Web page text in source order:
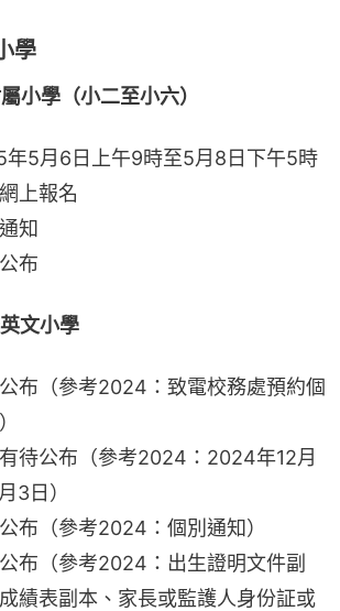
學
小學（小二至小六）
5月6日上午9時至5月8日下午5時
上報名
知
布
文小學
布（參考2024：致電校務處預約個
待公布（參考2024：2024年12月
3日）
布（參考2024：個別通知）
布（參考2024：出生證明文件副
績表副本、家長或監護人身份証或